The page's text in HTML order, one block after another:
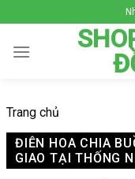
to
content
Trang chủ
ĐIỆN HOA CHIA
GIAO TẠI THỐNG